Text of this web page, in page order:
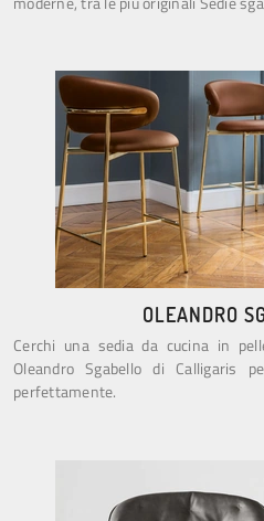
OLEANDRO
Cerchi una sedia da cucina in
Oleandro Sgabello di Calligaris
perfettamente.